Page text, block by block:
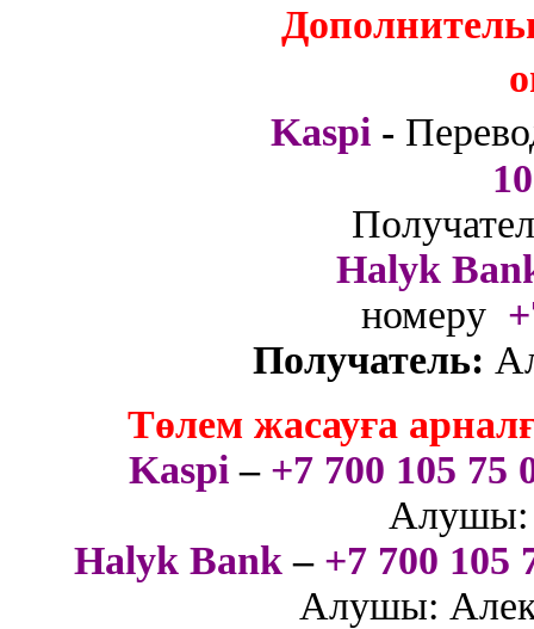
Kaspi -
Halyk
номеру
Получатель:
Төлем жасауға
Kaspi– +7 700 105 75
Алушы:
Halyk Bank – +7 700 105
Алушы: